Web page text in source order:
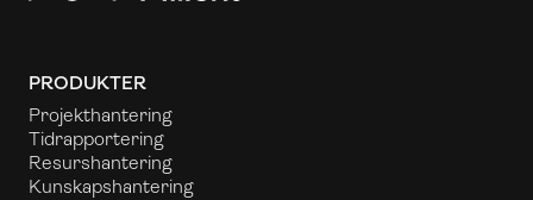
PRODUKTER
Projekthantering
Tidrapportering
Resurshantering
Kunskapshantering